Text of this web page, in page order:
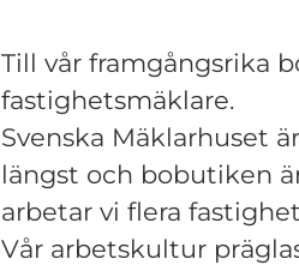
Till vår framgångsrika
fastighetsmäklare.
Svenska Mäklarhuset
längst och bobutiken
arbetar vi flera
Vår arbetskultur